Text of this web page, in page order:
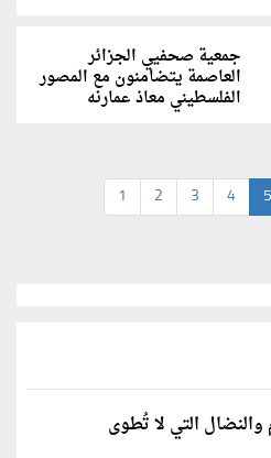
جمعية صحفيي الجزائر
العاصمة يتضامنون مع المصور
الفلسطيني معاذ عمارنه
1 2 3 4 5
والنضال التي لا تُطوى